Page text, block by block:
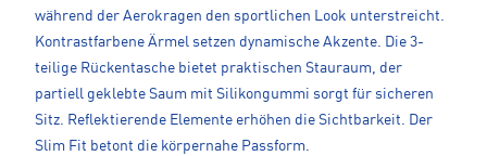
während der Aerokragen den sportlichen Look unterstreicht.
Kontrastfarbene Ärmel setzen dynamische Akzente. Die 3-
teilige Rückentasche bietet praktischen Stauraum, der
partiell geklebte Saum mit Silikongummi sorgt für sicheren
Sitz. Reflektierende Elemente erhöhen die Sichtbarkeit. Der
Slim Fit betont die körpernahe Passform.